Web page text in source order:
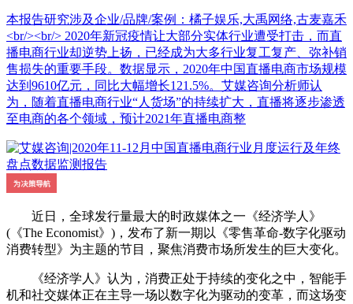
本报告研究涉及企业/品牌/案例：橘子娱乐,大禹网络,古麦嘉禾
<br/><br/> 2020年新冠疫情让大部分实体行业遭受打击，而直
播电商行业却逆势上扬，已经成为大多行业复工复产、弥补销
售损失的重要手段。数据显示，2020年中国直播电商市场规模
达到9610亿元，同比大幅增长121.5%。艾媒咨询分析师认
为，随着直播电商行业“人货场”的持续扩大，直播将逐步渗透
至电商的各个领域，预计2021年直播电商整
近日，全球发行量最大的时政媒体之一《经济学人》
(《The Economist》)，发布了新一期以《零售革命-数字化驱动
消费转型》为主题的节目，聚焦消费市场所发生的巨大变化。
《经济学人》认为，消费正处于持续的变化之中，智能手
机和社交媒体正在主导一场以数字化为驱动的变革，而这场变